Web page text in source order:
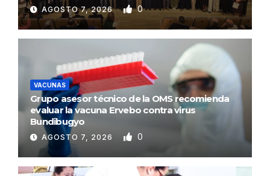
AGOSTO 7, 2026 0
VACUNAS
Grupo asesor técnico de la OMS recomienda
evaluar la vacuna Ervebo contra virus
Bundibugyo
AGOSTO 7, 2026 0